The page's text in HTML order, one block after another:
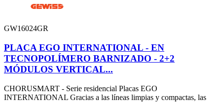
GW16024GR
PLACA EGO INTERNATIONAL - EN
TECNOPOLÍMERO BARNIZADO - 2+2
MÓDULOS VERTICAL...
CHORUSMART - Serie residencial Placas EGO
INTERNATIONAL Gracias a las líneas limpias y compactas, las